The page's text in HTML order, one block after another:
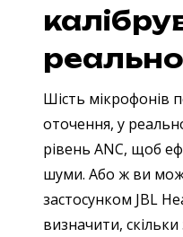
Шість мікрофонів
оточення, у
рівень ANC, щоб
шуми. Або ж ви
застосунком JBL
визначити,